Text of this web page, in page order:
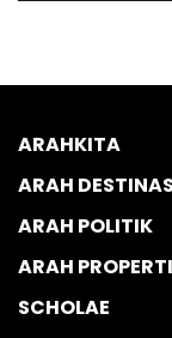
ARAHKITA
ARAH
ARAH POLITIK
ARAH PROPERTI
SCHOLAE